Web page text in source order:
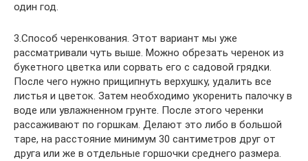
один год.
3.Способ черенкования. Этот вариант мы уже
рассматривали чуть выше. Можно обрезать черенок из
букетного цветка или сорвать его с садовой грядки.
После чего нужно прищипнуть верхушку, удалить все
листья и цветок. Затем необходимо укоренить палочку в
воде или увлажненном грунте. После этого черенки
рассаживают по горшкам. Делают это либо в большой
таре, на расстояние минимум 30 сантиметров друг от
друга или же в отдельные горшочки среднего размера.